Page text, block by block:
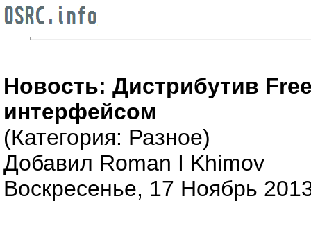
Новость: Дистрибутив
интерфейсом
(Категория: Разное)
Добавил Roman I Khimov
Воскресенье, 17 Ноябрь